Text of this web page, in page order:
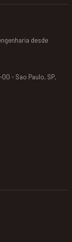
desde
00 - Sao Paulo, SP,